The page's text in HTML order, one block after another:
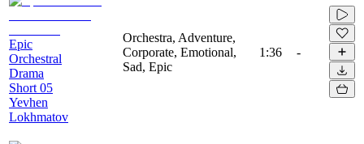
Epic
Orchestral
Drama
Short 05
Yevhen
Lokhmatov
Orchestra, Adventure,
Corporate, Emotional,
Sad, Epic
1:36 -